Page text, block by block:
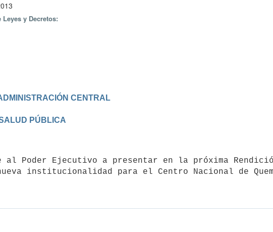
y Decretos:
CENTRAL
PÚBLICA
institucionalidad para el Centro Nacional de